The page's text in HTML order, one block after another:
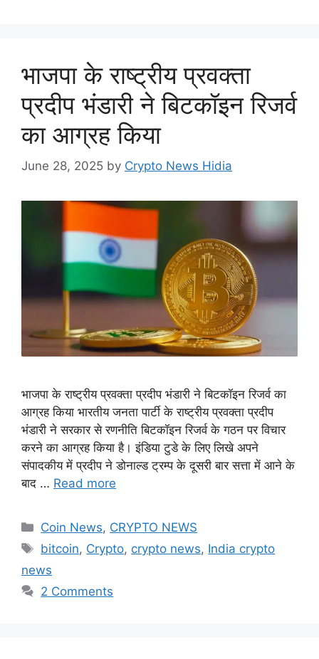
भाजपा के राष्ट्रीय प्रवक्ता
प्रदीप भंडारी ने बिटकॉइन रिजर्व
का आग्रह किया
June 28, 2025 by Crypto News Hidia
भाजपा के राष्ट्रीय प्रवक्ता प्रदीप भंडारी ने बिटकॉइन रिजर्व का
आग्रह किया भारतीय जनता पार्टी के राष्ट्रीय प्रवक्ता प्रदीप
भंडारी ने सरकार से रणनीति बिटकॉइन रिजर्व के गठन पर विचार
करने का आग्रह किया है। इंडिया टुडे के लिए लिखे अपने
संपादकीय में प्रदीप ने डोनाल्ड ट्रम्प के दूसरी बार सत्ता में आने के
बाद … Read more
Categories
Coin News, CRYPTO NEWS
Tags
bitcoin, Crypto, crypto news, India crypto
news
2 Comments